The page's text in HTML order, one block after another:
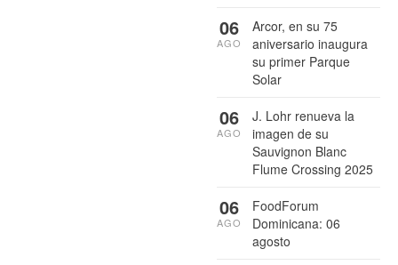
Arcor, en su 75
aniversario inaugura
su primer Parque
Solar
06
AGO
J. Lohr renueva la
imagen de su
Sauvignon Blanc
Flume Crossing 2025
06
AGO
FoodForum
Dominicana: 06
agosto
06
AGO